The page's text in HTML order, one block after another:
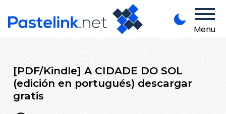
Menu
[PDF/Kindle] A CIDADE DO SOL
(edición en portugués) descargar
gratis